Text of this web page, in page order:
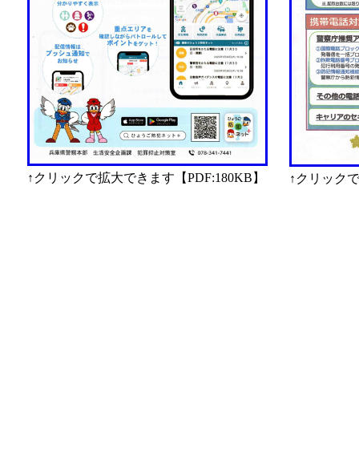
↑クリックで拡大できます【PDF:180KB】 ↑クリック